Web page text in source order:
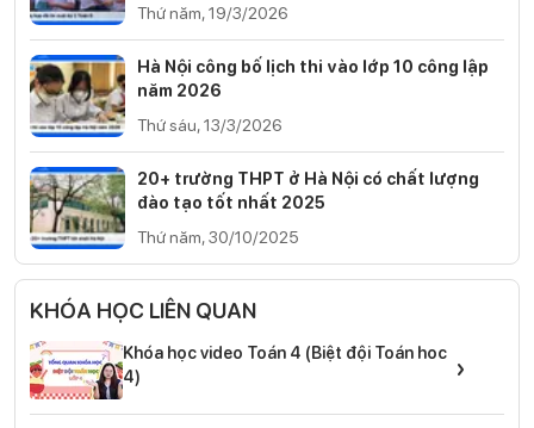
Thứ năm, 19/3/2026
Hà Nội công bố lịch thi vào lớp 10 công lập
năm 2026
Thứ sáu, 13/3/2026
20+ trường THPT ở Hà Nội có chất lượng
đào tạo tốt nhất 2025
Thứ năm, 30/10/2025
KHÓA HỌC LIÊN QUAN
Khóa học video Toán 4 (Biệt đội Toán hoc
4)
›